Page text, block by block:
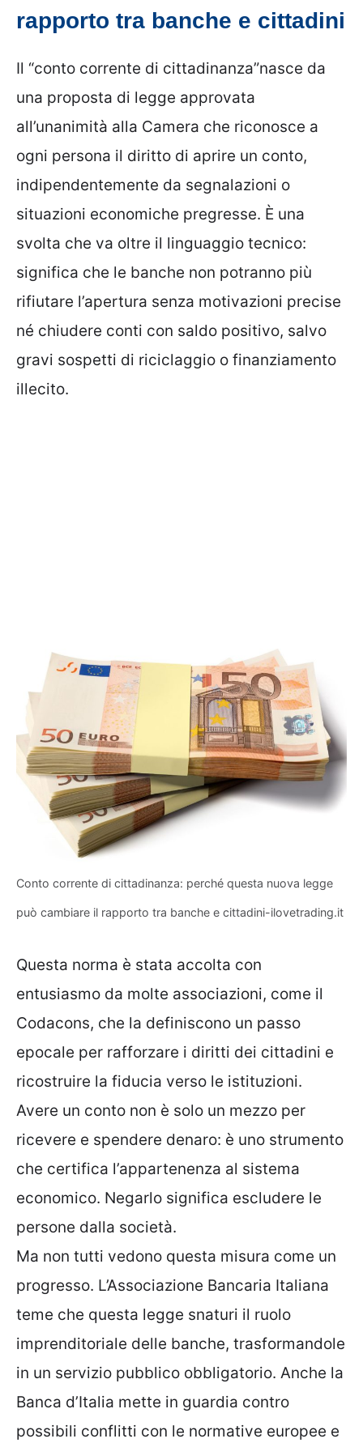
rapporto tra banche e cittadini
Il “conto corrente di cittadinanza”nasce da
una proposta di legge approvata
all’unanimità alla Camera che riconosce a
ogni persona il diritto di aprire un conto,
indipendentemente da segnalazioni o
situazioni economiche pregresse. È una
svolta che va oltre il linguaggio tecnico:
significa che le banche non potranno più
rifiutare l’apertura senza motivazioni precise
né chiudere conti con saldo positivo, salvo
gravi sospetti di riciclaggio o finanziamento
illecito.
Conto corrente di cittadinanza: perché questa nuova legge
può cambiare il rapporto tra banche e cittadini-ilovetrading.it
Questa norma è stata accolta con
entusiasmo da molte associazioni, come il
Codacons, che la definiscono un passo
epocale per rafforzare i diritti dei cittadini e
ricostruire la fiducia verso le istituzioni.
Avere un conto non è solo un mezzo per
ricevere e spendere denaro: è uno strumento
che certifica l’appartenenza al sistema
economico. Negarlo significa escludere le
persone dalla società.
Ma non tutti vedono questa misura come un
progresso. L’Associazione Bancaria Italiana
teme che questa legge snaturi il ruolo
imprenditoriale delle banche, trasformandole
in un servizio pubblico obbligatorio. Anche la
Banca d’Italia mette in guardia contro
possibili conflitti con le normative europee e